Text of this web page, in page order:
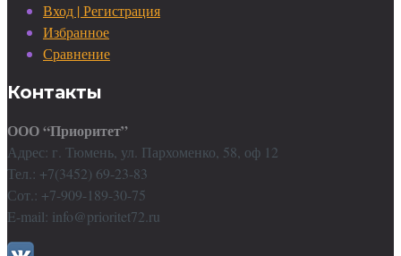
Вход | Регистрация
Избранное
Сравнение
Контакты
ООО “Приоритет”
Адрес: г. Тюмень, ул. Пархоменко, 58, оф 12
Тел.: +7(3452) 69-23-83
Сот.: +7-909-189-30-75
E-mail: info@prioritet72.ru